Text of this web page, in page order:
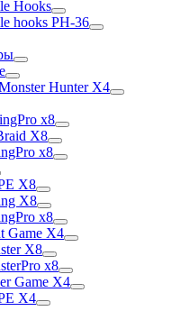
Hooks
hooks PH-36
Hunter X4
x8
X8
x8
X8
X8
x8
Game X4
X8
x8
Game X4
X4